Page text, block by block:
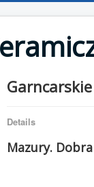
Details
Mazury.